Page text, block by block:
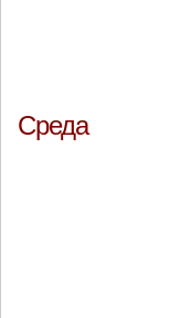
Среда